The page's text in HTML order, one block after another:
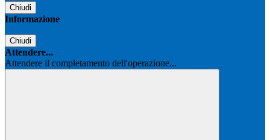
Chiudi
Informazione
Chiudi
Attendere...
Attendere il completamento dell'operazione...